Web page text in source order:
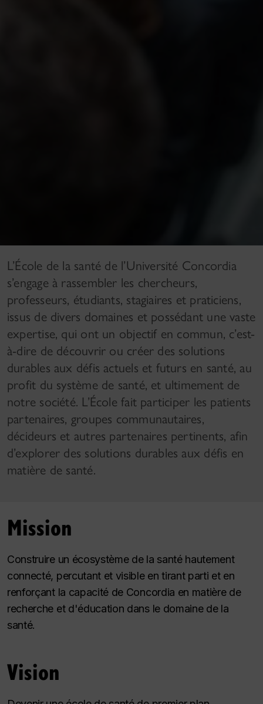
L’École de la santé de l’Université Concordia
s’engage à rassembler les chercheurs,
professeurs, étudiants, stagiaires et praticiens,
issus de divers domaines et possédant une vaste
expertise, qui ont un objectif en commun, c’est-
à-dire de découvrir ou créer des solutions
durables aux défis actuels et futurs en santé, au
profit du système de santé, et ultimement de
notre société. L’École fait participer les patients
partenaires, groupes communautaires,
décideurs et autres partenaires pertinents, afin
d’explorer des solutions durables aux défis en
matière de santé.
Mission
Construire un écosystème de la santé hautement
connecté, percutant et visible en tirant parti et en
renforçant la capacité de Concordia en matière de
recherche et d'éducation dans le domaine de la
santé.
Vision